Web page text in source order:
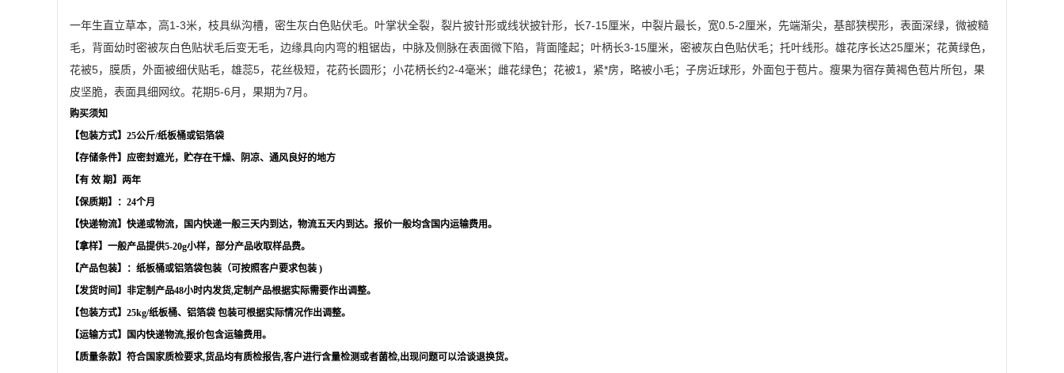
一年生直立草本，高1-3米，枝具纵沟槽，密生灰白色贴伏毛。叶掌状全裂，裂片披针形或线状披针形，长7-15厘米，中裂片最长，宽0.5-2厘米，先端渐尖，基部狭楔形，表面深绿，微被糙
毛，背面幼时密被灰白色贴状毛后变无毛，边缘具向内弯的粗锯齿，中脉及侧脉在表面微下陷，背面隆起；叶柄长3-15厘米，密被灰白色贴伏毛；托叶线形。雄花序长达25厘米；花黄绿色，
花被5，膜质，外面被细伏贴毛，雄蕊5，花丝极短，花药长圆形；小花柄长约2-4毫米；雌花绿色；花被1，紧*房，略被小毛；子房近球形，外面包于苞片。瘦果为宿存黄褐色苞片所包，果
皮坚脆，表面具细网纹。花期5-6月，果期为7月。
购买须知
【包装方式】 25公斤/纸板桶或铝箔袋
【存储条件】应密封遮光，贮存在干燥、阴凉、通风良好的地方
【有 效 期】两年
【保质期】： 24个月
【快递物流】快递或物流，国内快递一般三天内到达，物流五天内到达。报价一般均含国内运输费用。
【拿样】一般产品提供5-20g小样，部分产品收取样品费。
【产品包装】：纸板桶或铝箔袋包装（可按照客户要求包装 )
【发货时间】非定制产品48小时内发货,定制产品根据实际需要作出调整。
【包装方式】 25kg/纸板桶、铝箔袋 包装可根据实际情况作出调整。
【运输方式】国内快递物流,报价包含运输费用。
【质量条款】符合国家质检要求,货品均有质检报告,客户进行含量检测或者菌检,出现问题可以洽谈退换货。